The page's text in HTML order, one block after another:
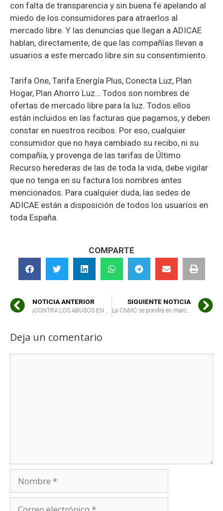
con falta de transparencia y sin buena fe apelando al
miedo de los consumidores para atraerlos al
mercado libre. Y las denuncias que llegan a ADICAE
hablan, directamente, de que las compañías llevan a
usuarios a este mercado libre sin su consentimiento.
Tarifa One, Tarifa Energía Plus, Conecta Luz, Plan
Hogar, Plan Ahorro Luz… Todos son nombres de
ofertas de mercado libre para la luz. Todos ellos
están incluidos en las facturas que pagamos, y deben
constar en nuestros recibos. Por eso, cualquier
consumidor que no haya cambiado su recibo, ni su
compañía, y provenga de las tarifas de Último
Recurso herederas de las de toda la vida, debe vigilar
que no tenga en su factura los nombres antes
mencionados. Para cualquier duda, las sedes de
ADICAE están a disposición de todos los usuarios en
toda España.
COMPARTE
NOTICIA ANTERIOR
¡CONTRA LOS ABUSOS EN CONSUMO, SÚMATE A LA MAREA DE LOS CONSUMIDORES DE ESTE 22 DE JUNIO!
SIGUIENTE NOTICIA
La CNMC se pondrá en marcha en octubre sin que la opinión de los consumidores haya sido escuchada
Deja un comentario